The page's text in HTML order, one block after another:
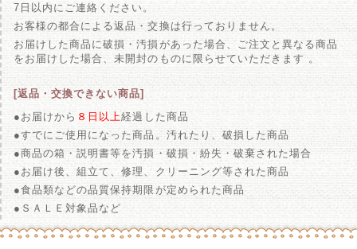
トリーツケース付き！携
2022/ 6/30
【Solgra】ソルグラ 薔薇
プレゼントする人もされ
7日以内にご連絡ください。
お客様の都合による返品・交換は行っておりません。
お届けした商品に破損・汚損があった場合、ご注文と異なる商品
をお届けした場合、未開封のものに限らせていただきます 。
[返品・交換できない商品]
●お届けから ８日以上経過した商品
●すでにご使用になった商品。汚れたり、破損した商品
●商品の箱・説明書等を汚損・破損・紛失・破棄された場合
●お届け後、組立て、修理、クリーニング等された商品
●食品類などの品質保持期限が定められた商品
●ＳＡＬＥ対象品など